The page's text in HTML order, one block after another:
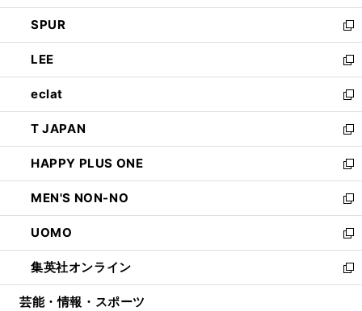
ウ
で
開
く
ン
ド
ウ
で
開
く
ウ
ィ
ン
ド
ウ
で
開
く
し
い
ウ
ィ
ン
ド
ウ
で
開
く
SPUR
新
し
い
ウ
ィ
ン
ド
ウ
で
開
く
LEE
新
し
い
ウ
ィ
ン
ド
ウ
で
開
く
eclat
新
し
い
ウ
ィ
ン
ド
ウ
で
開
く
T JAPAN
新
し
い
ウ
ィ
ン
ド
ウ
で
開
HAPPY PLUS ONE
新
し
い
ウ
ィ
ン
ド
ウ
MEN'S NON-NO
新
し
い
ウ
ィ
ン
UOMO
新
し
い
ウ
集英社オンライン
新
し
芸能・情報・スポーツ